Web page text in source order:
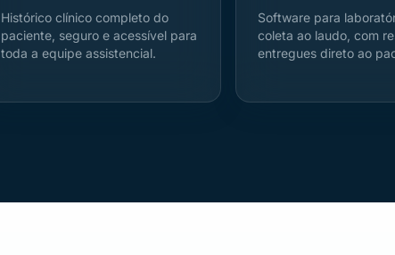
Histórico clínico completo do
paciente, seguro e acessível para
toda a equipe assistencial.
Software para
coleta ao laudo, com
entregues direto ao